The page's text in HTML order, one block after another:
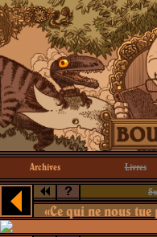
Archives Livres
?
«Ce qui ne nous